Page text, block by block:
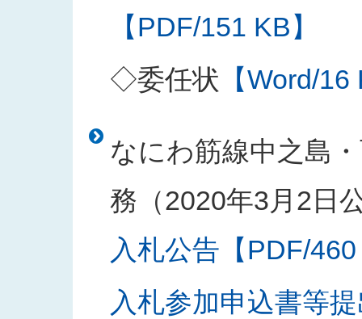
【PDF/151 KB】
◇委任状 【Word/
なにわ筋線中之島
務（2020年3月2日
入札公告【PDF/
入札参加申込書等